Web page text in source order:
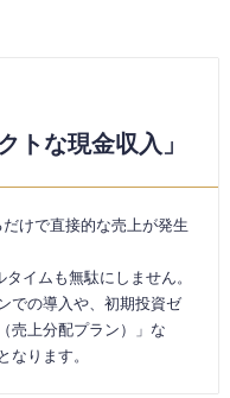
トな現金収入」
けで直接的な売上が発生
イムも無駄にしません。
での導入や、初期投資ゼ
売上分配プラン）」な
なります。